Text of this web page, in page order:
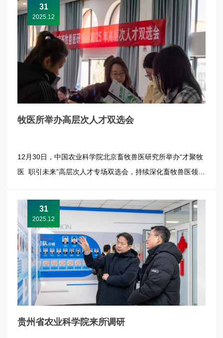
新、平台建设、成果转化等方面的工作进展与成效。 张军民
对朱立学一行表示...
31
2025.12
牧医所举办高层次人才双选会
12月30日，中国农业科学院北京畜牧兽医研究所举办“才聚牧
医 职引未来”高层次人才专场双选会，持续深化畜牧兽医领域
体展示等环节，吸引了中国农业科学院相关研究所、多家省市
级畜牧兽医科研院所以及生物技术、动物保健、饲料营养、健
康养殖等领域...
31
2025.12
贵州省农业科学院来所调研